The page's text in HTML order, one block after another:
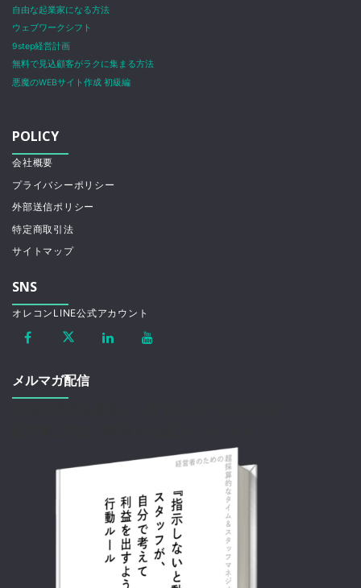
自由な起業家になる方法
ウェブワークシフト
9step経営計画
無料で見込顧客がラクに集まる方法
悪魔のWEBサイト作成 初級編
POLICY
会社概要
プライバシーポリシー
外部送信ポリシー
特定商取引法
サイトマップ
SNS
オレコンLINE公式アカウント
メルマガ配信